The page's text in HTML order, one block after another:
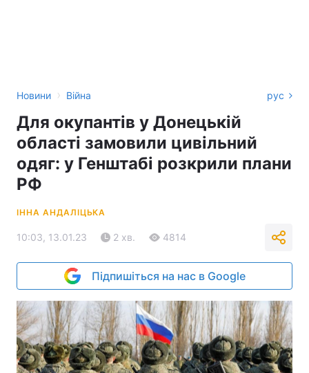
Новини › Війна рус
Для окупантів у Донецькій
області замовили цивільний
одяг: у Генштабі розкрили плани
РФ
ІННА АНДАЛІЦЬКА
10:03, 13.01.23 2 хв. 4814
Підпишіться на нас в Google